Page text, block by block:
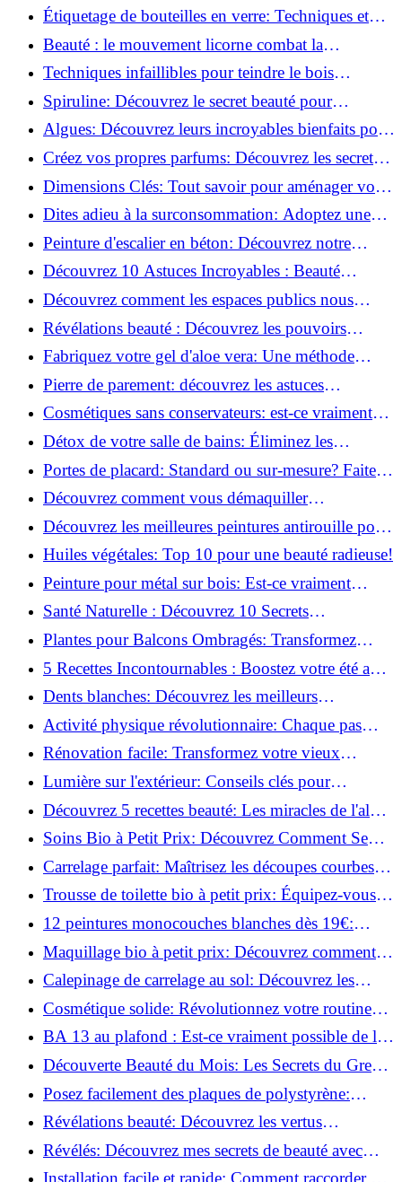
100% comestible!
Étiquetage de bouteilles en verre: Techniques et
astuces incontournables!
Beauté : le mouvement licorne combat la
surconsommation !
Techniques infaillibles pour teindre le bois
naturellement: Découvrez comment!
Spiruline: Découvrez le secret beauté pour
revitaliser les peaux fatiguées!
Algues: Découvrez leurs incroyables bienfaits pour
la santé et la beauté!
Créez vos propres parfums: Découvrez les secrets
de la fabrication artisanale!
Dimensions Clés: Tout savoir pour aménager votre
salle de bains!
Dites adieu à la surconsommation: Adoptez une
vie plus simple!
Peinture d'escalier en béton: Découvrez notre
tutoriel facile et rapide!
Découvrez 10 Astuces Incroyables : Beauté
Naturelle avec le Concombre !
Découvrez comment les espaces publics nous
incitent à être plus actifs : Révélations surprenantes!
Révélations beauté : Découvrez les pouvoirs
insoupçonnés du concombre!
Fabriquez votre gel d'aloe vera: Une méthode
simple et rapide à la maison!
Pierre de parement: découvrez les astuces
infaillibles pour un nettoyage parfait!
Cosmétiques sans conservateurs: est-ce vraiment
possible?
Détox de votre salle de bains: Éliminez les
ingrédients nocifs dès maintenant!
Portes de placard: Standard ou sur-mesure? Faites
le meilleur choix!
Découvrez comment vous démaquiller
naturellement: Astuces et secrets révélés!
Découvrez les meilleures peintures antirouille pour
le fer: Top 12 analysé!
Huiles végétales: Top 10 pour une beauté radieuse!
Peinture pour métal sur bois: Est-ce vraiment
possible?
Santé Naturelle : Découvrez 10 Secrets
Incontournables pour un Bien-être Optimal!
Plantes pour Balcons Ombragés: Transformez
votre Terrasse en Oasis Verte!
5 Recettes Incontournables : Boostez votre été avec
des huiles essentielles!
Dents blanches: Découvrez les meilleurs
ingrédients naturels!
Activité physique révolutionnaire: Chaque pas
compte pour votre santé!
Rénovation facile: Transformez votre vieux
parquet irrégulier en un clin d'œil!
Lumière sur l'extérieur: Conseils clés pour
concevoir et installer votre éclairage!
Découvrez 5 recettes beauté: Les miracles de l'aloe
vera pour votre peau!
Soins Bio à Petit Prix: Découvrez Comment Se
Chouchouter Pour Moins de 35€!
Carrelage parfait: Maîtrisez les découpes courbes
facilement!
Trousse de toilette bio à petit prix: Équipez-vous
pour moins de 25€!
12 peintures monocouches blanches dès 19€:
Découvrez les meilleures offres!
Maquillage bio à petit prix: Découvrez comment
s'équiper pour moins de 50€!
Calepinage de carrelage au sol: Découvrez les
astuces incontournables!
Cosmétique solide: Révolutionnez votre routine
beauté pour zéro déchet!
BA 13 au plafond : Est-ce vraiment possible de les
coller ?
Découverte Beauté du Mois: Les Secrets du Green
Glamour !
Posez facilement des plaques de polystyrène:
Transformez votre plafond sans effort !
Révélations beauté: Découvrez les vertus
insoupçonnées de l'huile de coco!
Révélés: Découvrez mes secrets de beauté avec
l'huile de ricin!